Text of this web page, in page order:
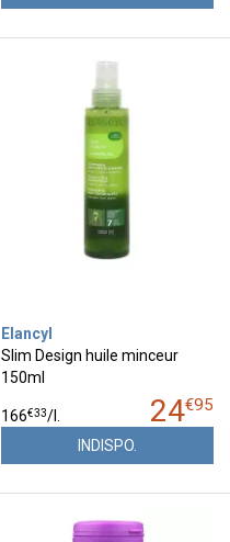
Elancyl
Slim Design huile minceur
150ml
24€95
166€33/l.
INDISPO.